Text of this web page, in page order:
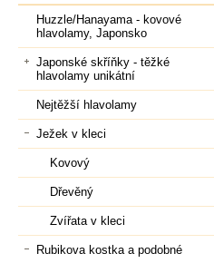
Huzzle/Hanayama - kovové
hlavolamy, Japonsko
Japonské skříňky - těžké
hlavolamy unikátní
Nejtěžší hlavolamy
Ježek v kleci
Kovový
Dřevěný
Zvířata v kleci
Rubikova kostka a podobné